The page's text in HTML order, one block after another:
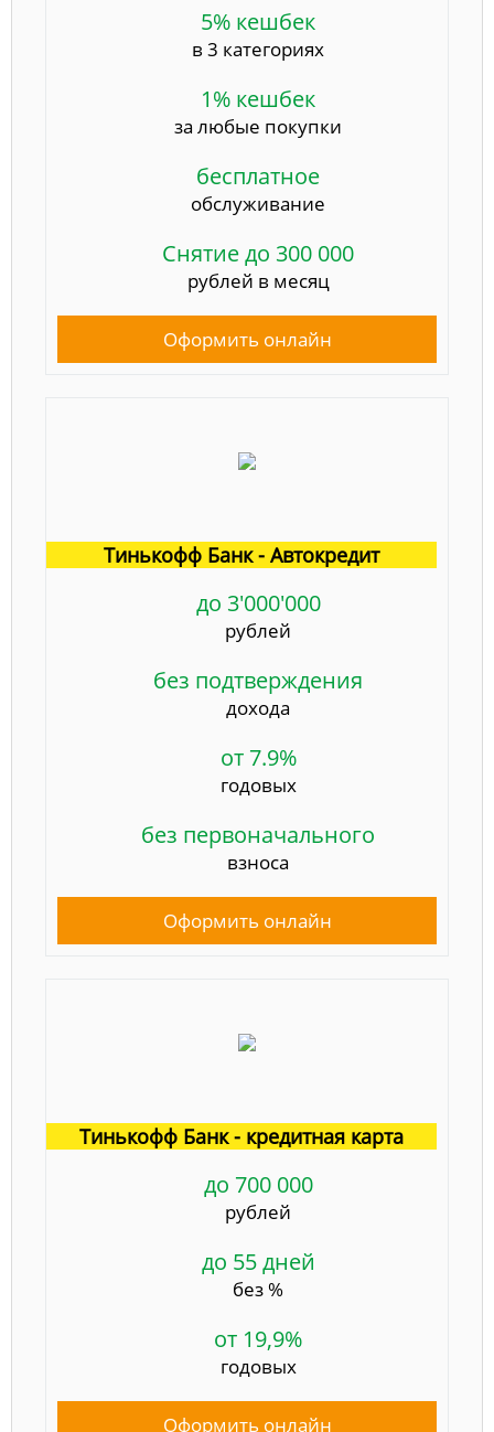
5% кешбек
в 3 категориях
1% кешбек
за любые покупки
бесплатное
обслуживание
Снятие до 300 000
рублей в месяц
Оформить онлайн
Тинькофф Банк - Автокредит
до 3'000'000
рублей
без подтверждения
дохода
от 7.9%
годовых
без первоначального
взноса
Оформить онлайн
Тинькофф Банк - кредитная карта
до 700 000
рублей
до 55 дней
без %
от 19,9%
годовых
Оформить онлайн